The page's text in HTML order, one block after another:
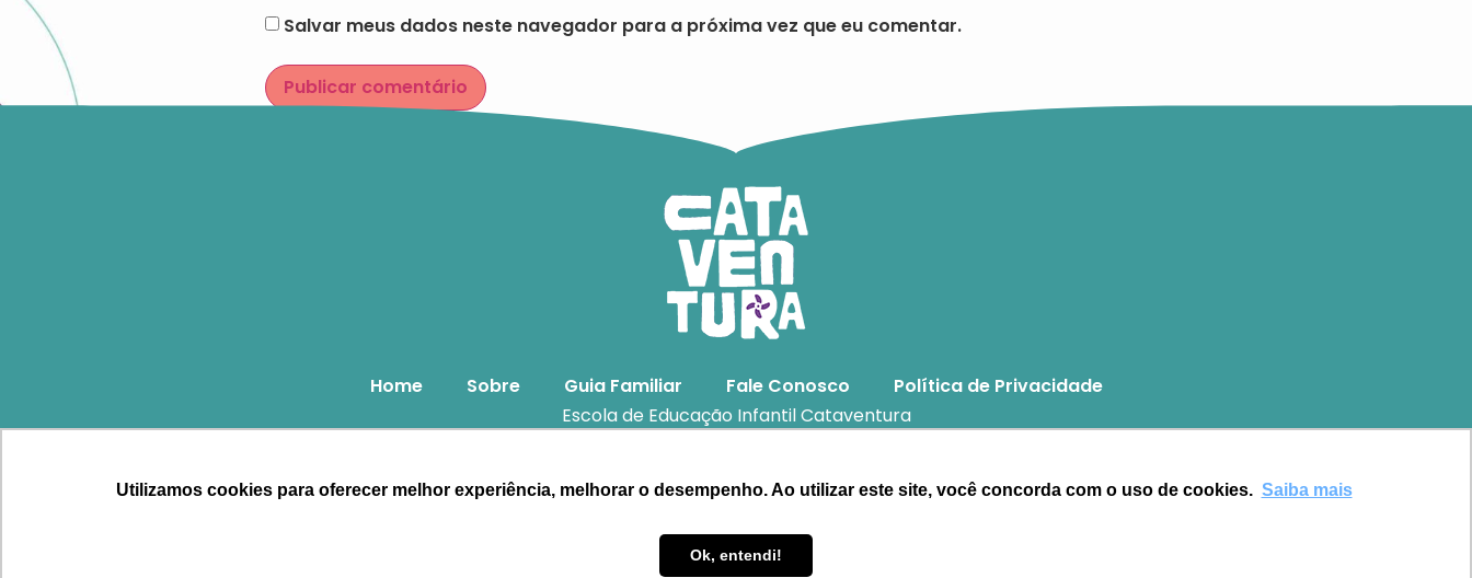
Utilizamos cookies para oferecer melhor experiência, melhorar o desempenho. Ao utilizar este site, você concorda com o uso de cookies. Saiba mais
Ok, entendi!
Salvar meus dados neste navegador para a próxima vez que eu comentar.
Home Sobre Guia Familiar Fale Conosco
Política de Privacidade
Escola de Educação Infantil Cataventura